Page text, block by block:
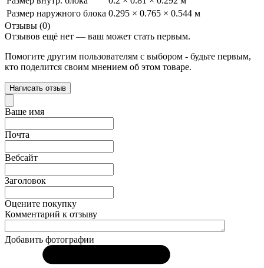
Размер наружного блока 0.295 × 0.765 × 0.544 м
Отзывы (0)
Отзывов ещё нет — ваш может стать первым.
Помогите другим пользователям с выбором - будьте первым,
кто поделится своим мнением об этом товаре.
Написать отзыв
Ваше имя
Почта
Вебсайт
Заголовок
Оцените покупку
Комментарий к отзыву
Добавить фотографии